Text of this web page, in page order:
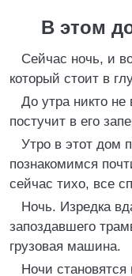
В этом
Сейчас ночь, и
который стоит в
До утра никто не
постучит в его
Утро в этот дом
познакомимся
сейчас тихо, все
Ночь. Изредка
запоздавшего
грузовая машина.
Ночи становятся